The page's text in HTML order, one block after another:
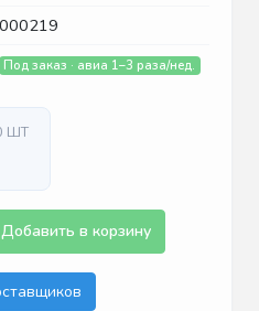
000219
Под заказ · авиа 1–3 раза/нед.
ШТ
Добавить в корзину